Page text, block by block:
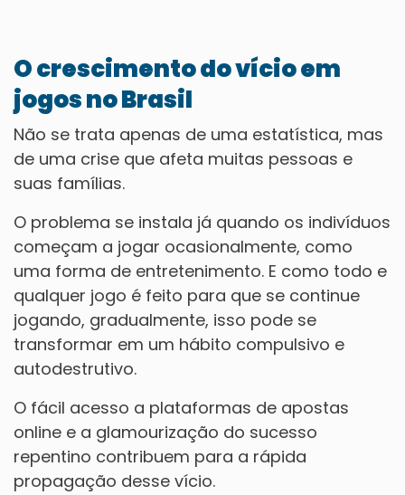
O crescimento do vício em
jogos no Brasil
Não se trata apenas de uma estatística, mas
de uma crise que afeta muitas pessoas e
suas famílias.
O problema se instala já quando os indivíduos
começam a jogar ocasionalmente, como
uma forma de entretenimento. E como todo e
qualquer jogo é feito para que se continue
jogando, gradualmente, isso pode se
transformar em um hábito compulsivo e
autodestrutivo.
O fácil acesso a plataformas de apostas
online e a glamourização do sucesso
repentino contribuem para a rápida
propagação desse vício.